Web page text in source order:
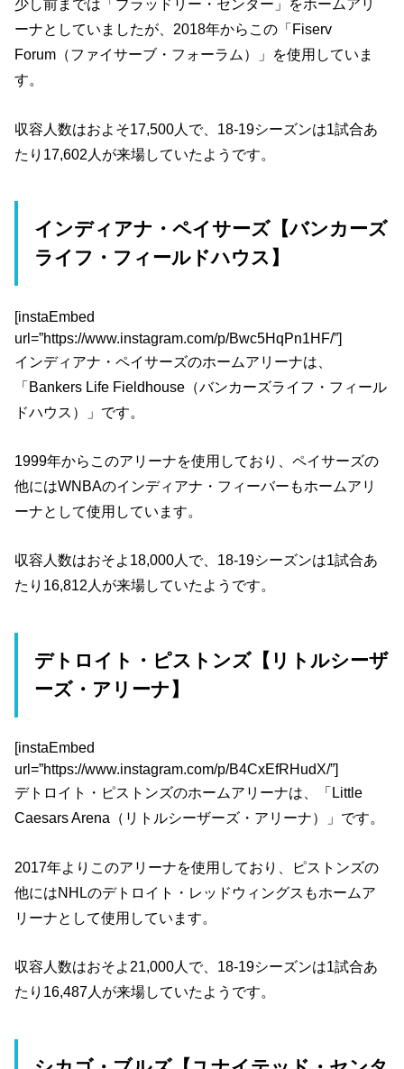
少し前までは「ブラッドリー・センター」をホームアリ
ーナとしていましたが、2018年からこの「Fiserv
Forum（ファイサーブ・フォーラム）」を使用していま
す。
収容人数はおよそ17,500人で、18-19シーズンは1試合あ
たり17,602人が来場していたようです。
インディアナ・ペイサーズ【バンカーズ
ライフ・フィールドハウス】
[instaEmbed
url=”https://www.instagram.com/p/Bwc5HqPn1HF/”]
インディアナ・ペイサーズのホームアリーナは、
「Bankers Life Fieldhouse（バンカーズライフ・フィール
ドハウス）」です。
1999年からこのアリーナを使用しており、ペイサーズの
他にはWNBAのインディアナ・フィーバーもホームアリ
ーナとして使用しています。
収容人数はおそよ18,000人で、18-19シーズンは1試合あ
たり16,812人が来場していたようです。
デトロイト・ピストンズ【リトルシーザ
ーズ・アリーナ】
[instaEmbed
url=”https://www.instagram.com/p/B4CxEfRHudX/”]
デトロイト・ピストンズのホームアリーナは、「Little
Caesars Arena（リトルシーザーズ・アリーナ）」です。
2017年よりこのアリーナを使用しており、ピストンズの
他にはNHLのデトロイト・レッドウィングスもホームア
リーナとして使用しています。
収容人数はおそよ21,000人で、18-19シーズンは1試合あ
たり16,487人が来場していたようです。